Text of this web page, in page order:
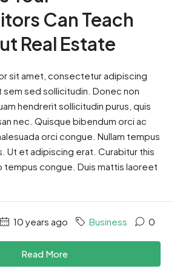
Can Teach
Real Estate
sit amet, consectetur adipiscing
sem sed sollicitudin. Donec non
hendrerit sollicitudin purus, quis
nec. Quisque bibendum orci ac
orci congue. Nullam tempus
Ut et adipiscing erat. Curabitur this
tempus congue. Duis mattis laoreet
10 years ago Business 0
Read More